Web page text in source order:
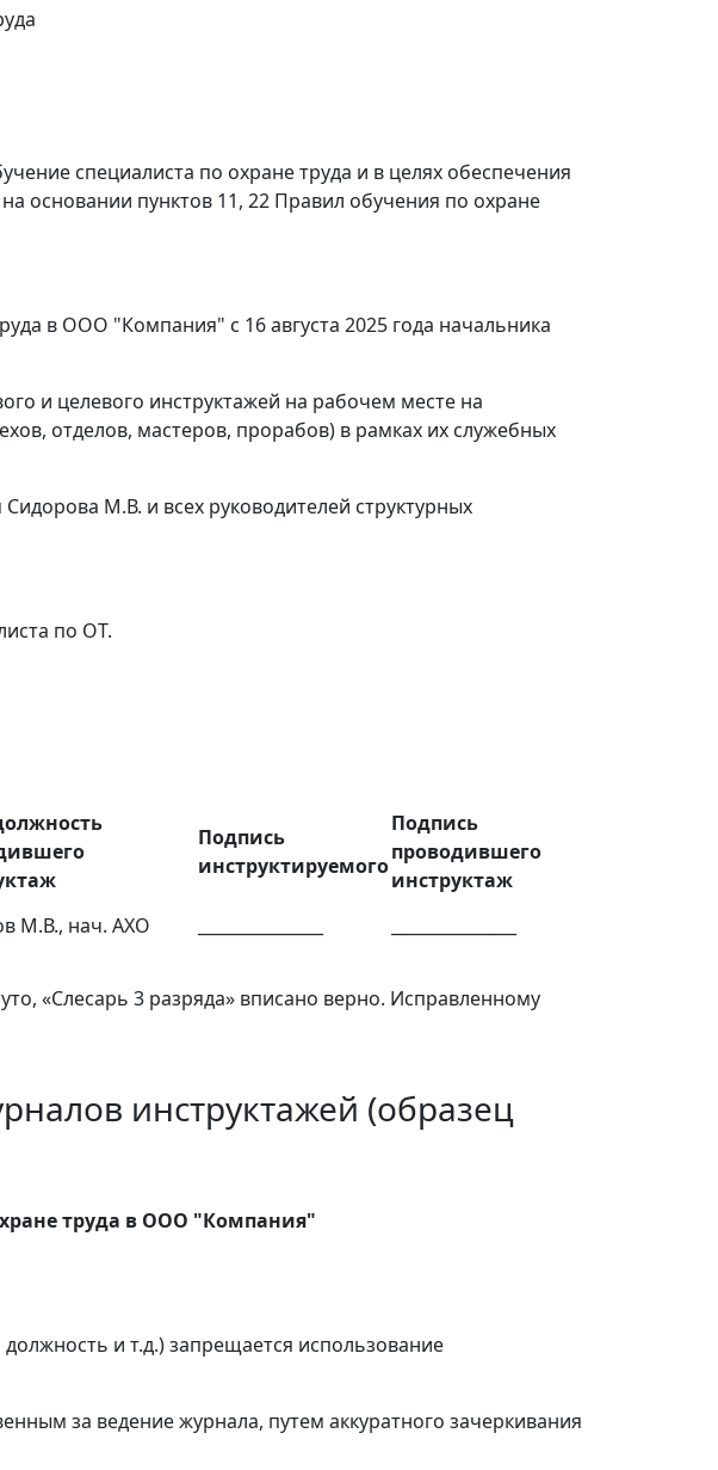
специалиста по охране труда и в целях обеспечения
основании пунктов 11, 22 Правил обучения по охране
в ООО "Компания" с 16 августа 2025 года начальника
и целевого инструктажей на рабочем месте на
отделов, мастеров, прорабов) в рамках их служебных
М.В. и всех руководителей структурных
по ОТ.
Подпись
инструктируемого
Подпись
проводившего
инструктаж
М.В., нач. АХО
«Слесарь 3 разряда» вписано верно. Исправленному
инструктажей (образец
труда в ООО "Компания"
и т.д.) запрещается использование
за ведение журнала, путем аккуратного зачеркивания